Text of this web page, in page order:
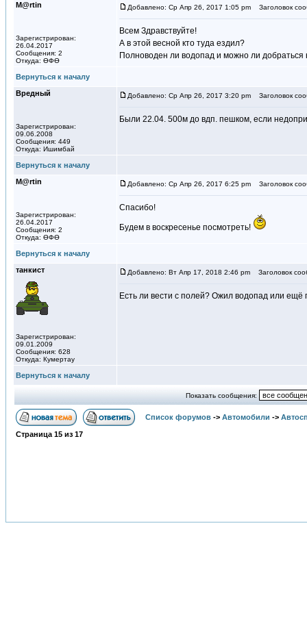
M@rtin
Зарегистрирован:
26.04.2017
Сообщения: 2
Откуда: ӨФӨ
Добавлено: Ср Апр 26, 2017 1:05 pm Заголовок
Всем Здравствуйте!
А в этой весной кто туда ездил?
Полноводен ли водопад и можно ли
Вернуться к началу
Вредный
Зарегистрирован:
09.06.2008
Сообщения: 449
Откуда: Ишимбай
Добавлено: Ср Апр 26, 2017 3:20 pm Заголовок
Были 22.04. 500м до вдп. пешком, если
Вернуться к началу
M@rtin
Зарегистрирован:
26.04.2017
Сообщения: 2
Откуда: ӨФӨ
Добавлено: Ср Апр 26, 2017 6:25 pm Заголовок
Спасибо!
Будем в воскресенье посмотреть!
Вернуться к началу
танкист
Зарегистрирован:
09.01.2009
Сообщения: 628
Откуда: Кумертау
Добавлено: Вт Апр 17, 2018 2:46 pm Заголовок
Есть ли вести с полей? Ожил водопад или
Вернуться к началу
Показать сообщения:
Список форумов -> Автомобили ->
Страница 15 из 17